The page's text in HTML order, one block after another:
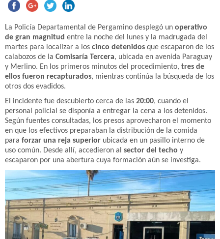
La Policía Departamental de Pergamino desplegó un operativo
de gran magnitud entre la noche del lunes y la madrugada del
martes para localizar a los cinco detenidos que escaparon de los
calabozos de la Comisaría Tercera, ubicada en avenida Paraguay
y Merlino. En los primeros minutos del procedimiento, tres de
ellos fueron recapturados, mientras continúa la búsqueda de los
otros dos evadidos.
El incidente fue descubierto cerca de las 20:00, cuando el
personal policial se disponía a entregar la cena a los detenidos.
Según fuentes consultadas, los presos aprovecharon el momento
en que los efectivos preparaban la distribución de la comida
para forzar una reja superior ubicada en un pasillo interno de
uso común. Desde allí, accedieron al sector del techo y
escaparon por una abertura cuya formación aún se investiga.